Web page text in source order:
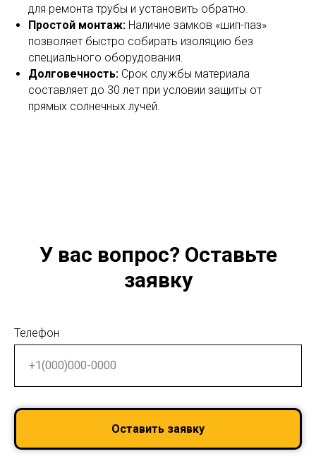
для ремонта трубы и установить обратно.
Простой монтаж: Наличие замков «шип-паз»
позволяет быстро собирать изоляцию без
специального оборудования.
Долговечность: Срок службы материала
составляет до 30 лет при условии защиты от
прямых солнечных лучей.
У вас вопрос? Оставьте
заявку
Телефон
Оставить заявку